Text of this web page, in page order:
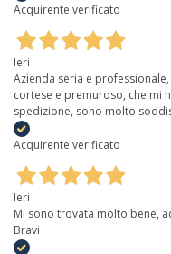
Acquirente verificato
Ieri
Azienda seria e
cortese e premuroso, che mi
spedizione, sono molto
Acquirente verificato
Ieri
Mi sono trovata molto bene,
Bravi